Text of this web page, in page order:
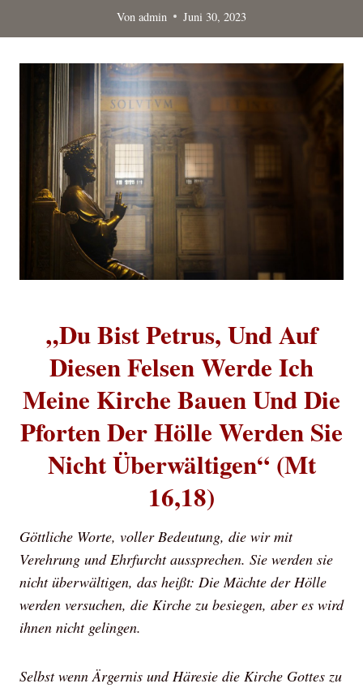
Von admin Juni 30, 2023
„Du Bist Petrus, Und Auf
Diesen Felsen Werde Ich
Meine Kirche Bauen Und Die
Pforten Der Hölle Werden Sie
Nicht Überwältigen“ (Mt
16,18)
Göttliche Worte, voller Bedeutung, die wir mit
Verehrung und Ehrfurcht aussprechen. Sie werden sie
nicht überwältigen, das heißt: Die Mächte der Hölle
werden versuchen, die Kirche zu besiegen, aber es wird
ihnen nicht gelingen.
Selbst wenn Ärgernis und Häresie die Kirche Gottes zu